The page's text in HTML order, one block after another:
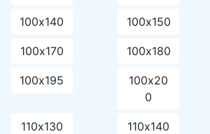
100х140 100х150
100х170 100х180
100х195
100х20
0
110х130 110х140